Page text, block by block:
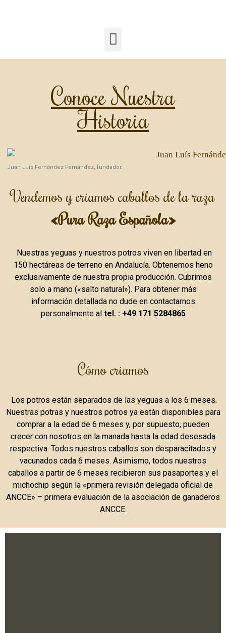
Conoce Nuestra
Historia
Juan Luís Fernández Fernández, fundador.
Vendemos y criamos caballos de la raza
«Pura Raza Española»
Nuestras yeguas y nuestros potros viven en libertad en
150 hectáreas de terreno en Andalucía. Obtenemos heno
exclusivamente de nuestra propia producción. Cubrimos
solo a mano («salto natural»). Para obtener más
información detallada no dude en contactarnos
personalmente al tel. : +49 171 5284865
Cómo criamos
Los potros están separados de las yeguas a los 6 meses.
Nuestras potras y nuestros potros ya están disponibles para
comprar a la edad de 6 meses y, por supuesto, pueden
crecer con nosotros en la manada hasta la edad desesada
respectiva. Todos nuestros caballos son desparacitados y
vacunados cada 6 meses. Asimismo, todos nuestros
caballos a partir de 6 meses recibieron sus pasaportes y el
michochip según la «primera revisión delegada oficial de
ANCCE» – primera evaluación de la asociación de ganaderos
ANCCE.